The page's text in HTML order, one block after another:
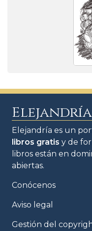
Elejandría
Elejandría es un
libros gratis y de
libros están en
abiertas.
Conócenos
Aviso legal
Gestión del